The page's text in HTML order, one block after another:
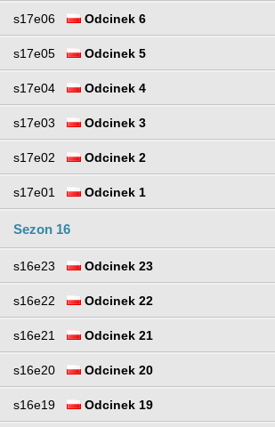
s17e06 Odcinek 6
s17e05 Odcinek 5
s17e04 Odcinek 4
s17e03 Odcinek 3
s17e02 Odcinek 2
s17e01 Odcinek 1
Sezon 16
s16e23 Odcinek 23
s16e22 Odcinek 22
s16e21 Odcinek 21
s16e20 Odcinek 20
s16e19 Odcinek 19